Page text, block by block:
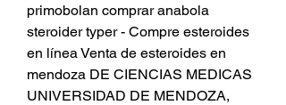
primobolan comprar anabola
steroider typer - Compre esteroides
en línea Venta de esteroides en
mendoza DE CIENCIAS MEDICAS
UNIVERSIDAD DE MENDOZA,